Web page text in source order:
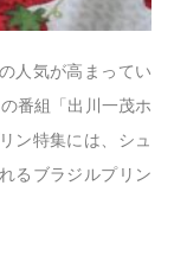
人気が高まってい
番組「出川一茂ホ
ン特集には、シュ
るブラジルプリン